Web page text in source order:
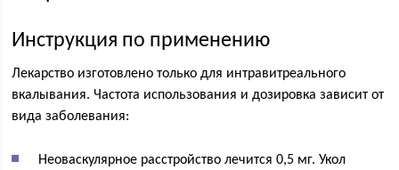
Инструкция по применению
Лекарство изготовлено только для интравитреального
вкалывания. Частота использования и дозировка зависит от
вида заболевания:
Неоваскулярное расстройство лечится 0,5 мг. Укол